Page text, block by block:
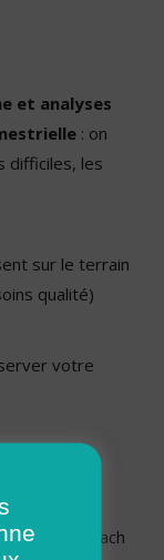
et analyses
: on
difficiles, les
sur le terrain
qualité)
votre
coach